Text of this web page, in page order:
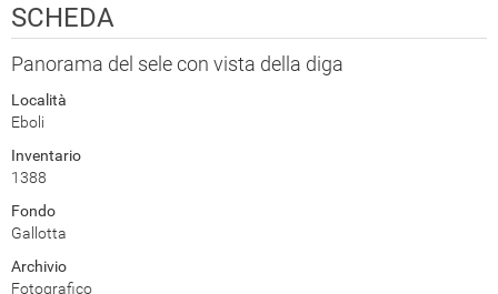
SCHEDA
Panorama del sele con vista della diga
Località
Eboli
Inventario
1388
Fondo
Gallotta
Archivio
Fotografico